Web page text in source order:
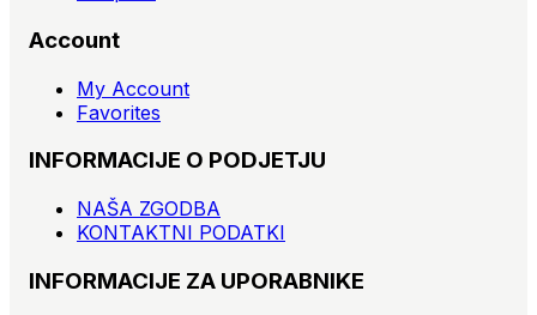
Account
My Account
Favorites
INFORMACIJE O PODJETJU
NAŠA ZGODBA
KONTAKTNI PODATKI
INFORMACIJE ZA UPORABNIKE